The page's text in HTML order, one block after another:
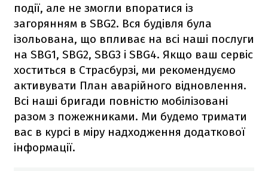
події, але не змогли впоратися із
загорянням в SBG2. Вся будівля була
ізольована, що впливає на всі наші послуги
на SBG1, SBG2, SBG3 і SBG4. Якщо ваш сервіс
хоститься в Страсбурзі, ми рекомендуємо
активувати План аварійного відновлення.
Всі наші бригади повністю мобілізовані
разом з пожежниками. Ми будемо тримати
вас в курсі в міру надходження додаткової
інформації.